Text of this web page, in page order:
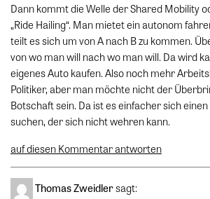
Dann kommt die Welle der Shared Mobility
„Ride Hailing“. Man mietet ein autonom
teilt es sich um von A nach B zu kommen.
von wo man will nach wo man will. Da wird
eigenes Auto kaufen. Also noch mehr
Politiker, aber man möchte nicht der
Botschaft sein. Da ist es einfacher sich einen
suchen, der sich nicht wehren kann.
auf diesen Kommentar antworten
Thomas Zweidlersagt: